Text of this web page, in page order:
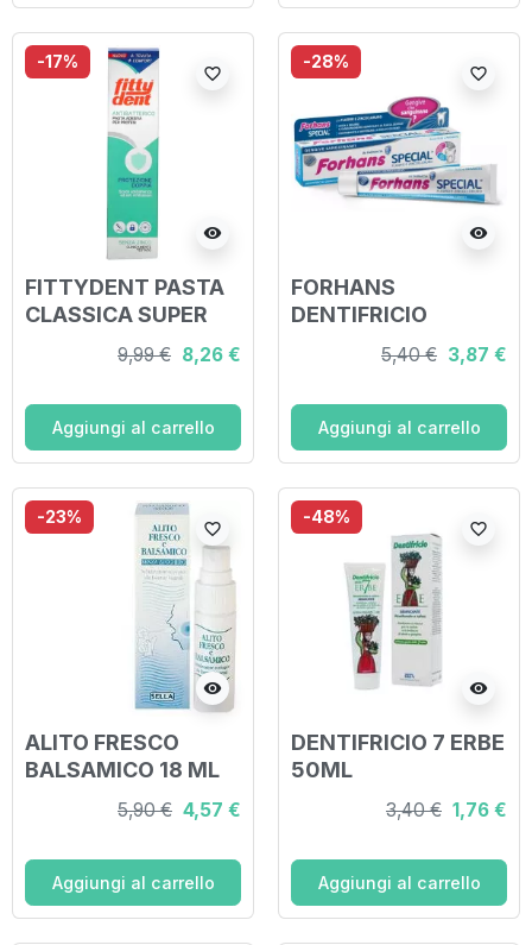
-17%
visibility
favorite_border
FITTYDENT PASTA
CLASSICA SUPER
ADESIVO PER
PROTESI DENTALE
9,99 € 8,26 €
Aggiungi al carrello
-28%
visibility
favorite_border
FORHANS
DENTIFRICIO
SPECIAL 75 ML
5,40 € 3,87 €
Aggiungi al carrello
-23%
visibility
favorite_border
ALITO FRESCO
BALSAMICO 18 ML
5,90 € 4,57 €
Aggiungi al carrello
-48%
visibility
favorite_border
DENTIFRICIO 7 ERBE
50ML
3,40 € 1,76 €
Aggiungi al carrello